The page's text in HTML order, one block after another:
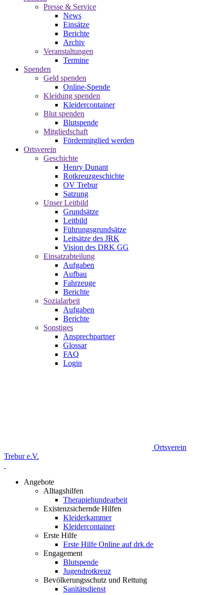
Presse & Service
News
Einsätze
Berichte
Archiv
Veranstaltungen
Termine
Spenden
Geld spenden
Online-Spende
Kleidung spenden
Kleidercontainer
Blut spenden
Blutspende
Mitgliedschaft
Fördermitglied werden
Ortsverein
Geschichte
Henry Dunant
Rotkreuzgeschichte
OV Trebur
Satzung
Unser Leitbild
Grundsätze
Leitbild
Führungsgrundsätze
Leitsätze des JRK
Vision des DRK GG
Einsatzabteilung
Aufgaben
Aufbau
Fahrzeuge
Berichte
Sozialarbeit
Aufgaben
Berichte
Sonstiges
Ansprechpartner
Glossar
FAQ
Login
Ortsverein
Trebur e.V.
Angebote
Alltagshilfen
Therapiehundearbeit
Existenzsichernde Hilfen
Kleiderkammer
Kleidercontainer
Erste Hilfe
Erste Hilfe Online auf drk.de
Engagement
Blutspende
Jugendrotkreuz
Bevölkerungsschutz und Rettung
Sanitätsdienst